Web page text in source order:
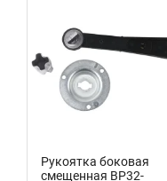
Рукоятка боковая
смещенная ВР32-